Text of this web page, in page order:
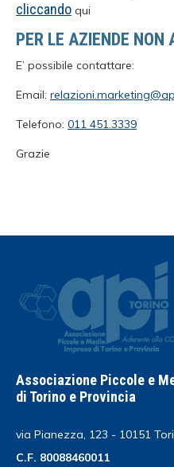
cliccando qui
PER LE AZIENDE NON
E’ possibile contattare:
Email:
Telefono: 011 451.3339
Grazie
Associazione Piccole e
di Torino e Provincia
via Pianezza, 123 - 10151
C.F. 80088460011